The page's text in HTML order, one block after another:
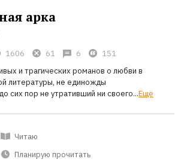
арка
1606 61 6
151
и трагических романов о любви в
литературы, не единожды
сих пор не утративший ни своего...Ещё
Читаю
Планирую прочитать